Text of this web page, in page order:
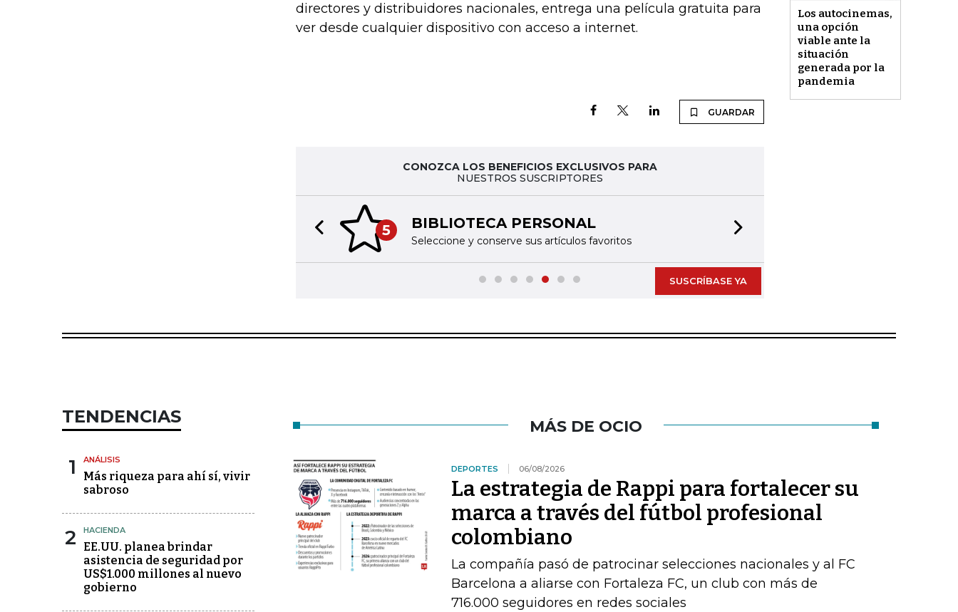
Los autocinemas,
una opción
viable ante la
situación
generada por la
pandemia
directores y distribuidores nacionales, entrega una película gratuita para
ver desde cualquier dispositivo con acceso a internet.
GUARDAR
CONOZCA LOS BENEFICIOS EXCLUSIVOS PARA
NUESTROS SUSCRIPTORES
5 BIBLIOTECA PERSONAL
Seleccione y conserve sus artículos favoritos
Previous slide
SUSCRÍBASE YA
TENDENCIAS
1 ANÁLISIS
Más riqueza para ahí sí, vivir
sabroso
2 HACIENDA
EE.UU. planea brindar
asistencia de seguridad por
US$1.000 millones al nuevo
gobierno
MÁS DE OCIO
DEPORTES 06/08/2026
La estrategia de Rappi para fortalecer su
marca a través del fútbol profesional
colombiano
La compañía pasó de patrocinar selecciones nacionales y al FC
Barcelona a aliarse con Fortaleza FC, un club con más de
716.000 seguidores en redes sociales